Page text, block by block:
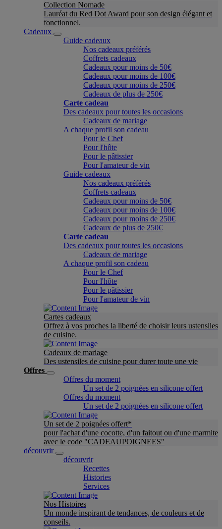
Collection Nomade
Lauréat du Red Dot Award pour son design élégant et
fonctionnel.
Cadeaux
Guide cadeaux
Nos cadeaux préférés
Coffrets cadeaux
Cadeaux pour moins de 50€
Cadeaux pour moins de 100€
Cadeaux pour moins de 250€
Cadeaux de plus de 250€
Carte cadeau
Des cadeaux pour toutes les occasions
Cadeaux de mariage
A chaque profil son cadeau
Pour le Chef
Pour l'hôte
Pour le pâtissier
Pour l'amateur de vin
Guide cadeaux
Nos cadeaux préférés
Coffrets cadeaux
Cadeaux pour moins de 50€
Cadeaux pour moins de 100€
Cadeaux pour moins de 250€
Cadeaux de plus de 250€
Carte cadeau
Des cadeaux pour toutes les occasions
Cadeaux de mariage
A chaque profil son cadeau
Pour le Chef
Pour l'hôte
Pour le pâtissier
Pour l'amateur de vin
Cartes cadeaux
Offrez à vos proches la liberté de choisir leurs ustensiles
de cuisine.
Cadeaux de mariage
Des ustensiles de cuisine pour durer toute une vie
Offres
Offres du moment
Un set de 2 poignées en silicone offert
Offres du moment
Un set de 2 poignées en silicone offert
Un set de 2 poignées offert*
pour l'achat d'une cocotte, d'un faitout ou d'une marmite
avec le code "CADEAUPOIGNEES"
découvrir
découvrir
Recettes
Histories
Services
Nos Histoires
Un monde inspirant de tendances, de couleurs et de
conseils.